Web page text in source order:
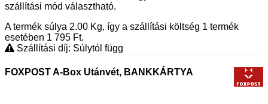
szállítási mód választható.
A termék súlya 2.00 Kg, így a szállítási költség 1 termék
esetében 1 795 Ft.
Szállítási díj: Súlytól függ
FOXPOST A-Box Utánvét, BANKKÁRTYA